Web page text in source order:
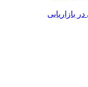
بازاریابی